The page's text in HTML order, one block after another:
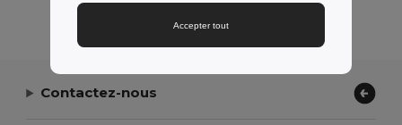
Contactez-nous
Accepter tout